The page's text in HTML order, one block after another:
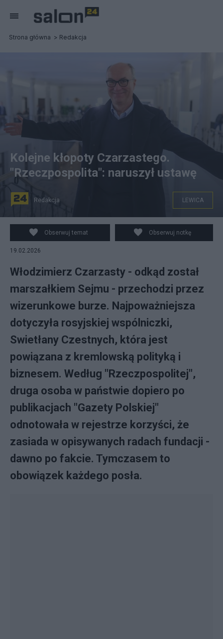
Strona główna Redakcja
Kolejne kłopoty Czarzastego.
"Rzeczpospolita": naruszył ustawę
Redakcja LEWICA
Obserwuj temat Obserwuj notkę
19.02.2026
Włodzimierz Czarzasty - odkąd został
marszałkiem Sejmu - przechodzi przez
wizerunkowe burze. Najpoważniejsza
dotyczyła rosyjskiej wspólniczki,
Swietłany Czestnych, która jest
powiązana z kremlowską polityką i
biznesem. Według "Rzeczpospolitej",
druga osoba w państwie dopiero po
publikacjach "Gazety Polskiej"
odnotowała w rejestrze korzyści, że
zasiada w opisywanych radach fundacji -
dawno po fakcie. Tymczasem to
obowiązek każdego posła.